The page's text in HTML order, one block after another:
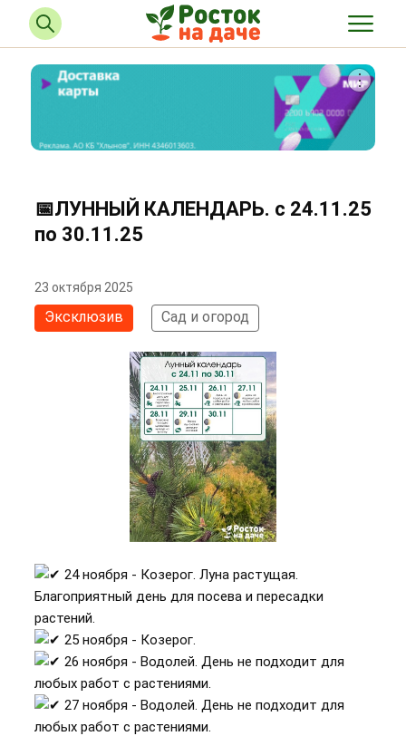
📅ЛУННЫЙ КАЛЕНДАРЬ. с 24.11.25
по 30.11.25
23 октября 2025
Эксклюзив Сад и огород
24 ноября - Козерог. Луна растущая.
Благоприятный день для посева и пересадки
растений.
25 ноября - Козерог.
26 ноября - Водолей. День не подходит для
любых работ с растениями.
27 ноября - Водолей. День не подходит для
любых работ с растениями.